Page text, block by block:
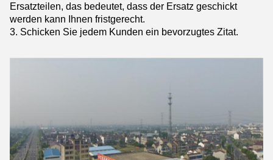
Ersatzteilen, das bedeutet, dass der Ersatz geschickt
werden kann Ihnen fristgerecht.
3. Schicken Sie jedem Kunden ein bevorzugtes Zitat.